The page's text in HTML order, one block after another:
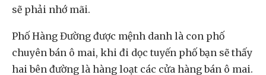
sẽ phải nhớ mãi.
Phố Hàng Đường được mệnh danh là con phố
chuyên bán ô mai, khi đi dọc tuyến phố bạn sẽ thấy
hai bên đường là hàng loạt các cửa hàng bán ô mai.